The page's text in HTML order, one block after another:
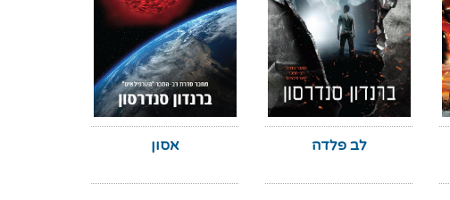
לב פלדה אסון